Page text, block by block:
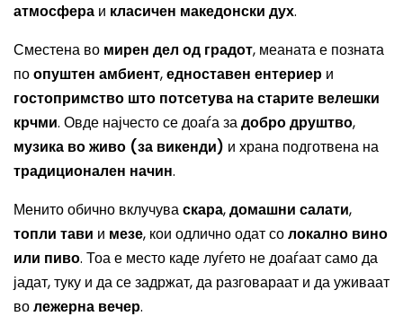
атмосфера и класичен македонски дух.
Сместена во мирен дел од градот, меаната е позната
поопуштен амбиент,едноставен ентериер и
гостопримство што потсетува на старите велешки
крчми. Овде најчесто се доаѓа задобро друштво,
музика во живо (за викенди) и храна подготвена на
традиционален начин.
Менито обично вклучуваскара,домашни салати,
топли тави и мезе, кои одлично одат солокално вино
или пиво. Тоа е место каде луѓето не доаѓаат само да
јадат, туку и да се задржат, да разговараат и да уживаат
волежерна вечер.